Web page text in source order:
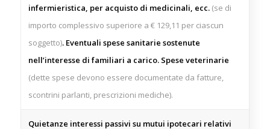
infermieristica, per acquisto di medicinali, ecc. (se di
importo complessivo superiore a € 129,11 per ciascun
soggetto). Eventuali spese sanitarie sostenute
nell’interesse di familiari a carico. Spese veterinarie
(dette spese devono essere documentate da fatture,
scontrini parlanti, prescrizioni mediche).
Quietanze interessi passivi su mutui ipotecari relativi